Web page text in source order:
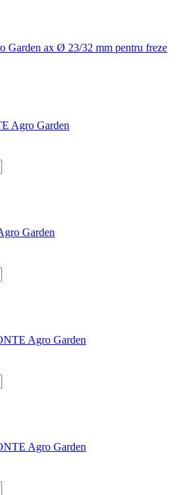
Garden ax Ø 23/32 mm pentru freze
Agro Garden
Garden
Agro Garden
Agro Garden